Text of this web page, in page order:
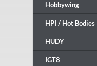
Hobbywing
HPI / Hot Bodies
HUDY
IGT8